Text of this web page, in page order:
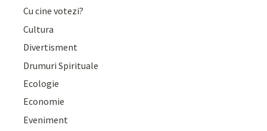
Cu cine votezi?
Cultura
Divertisment
Drumuri Spirituale
Ecologie
Economie
Eveniment